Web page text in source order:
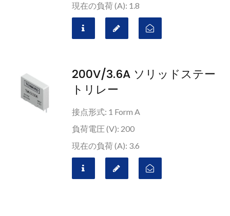
現在の負荷 (A): 1.8
200V/3.6A ソリッドステー
トリレー
接点形式: 1 Form A
負荷電圧 (V): 200
現在の負荷 (A): 3.6